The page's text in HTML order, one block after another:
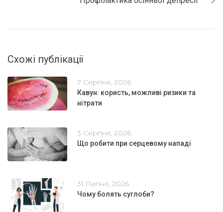
Схожі публікації
7 Серпня, 2026
Кавун: користь, можливі ризики та
нітрати
3 Серпня, 2026
Що робити при серцевому нападі
31 Липня, 2026
Чому болять суглоби?